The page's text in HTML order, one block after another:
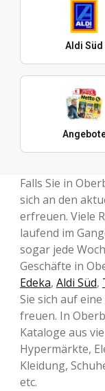
Aldi Süd
Falls Sie in
sich an den
erfreuen. Viele
laufend im
sogar jede
Geschäfte in
Edeka, Aldi Süd,
Sie sich auf
freuen. In
Kataloge aus
Hypermärkte,
Kleidung,
etc.